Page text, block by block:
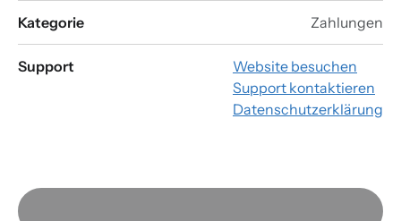
Kategorie Zahlungen
Support
Website besuchen
Support kontaktieren
Datenschutzerklärung